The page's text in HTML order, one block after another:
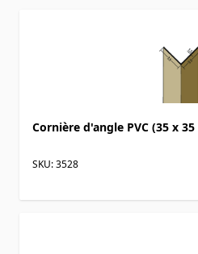
Cornière d'angle PVC (35 x
SKU: 3528